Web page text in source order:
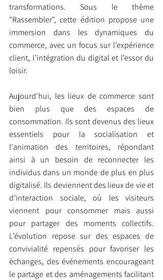
transformations. Sous le thème
"Rassembler", cette édition propose une
immersion dans les dynamiques du
commerce, avec un focus sur l’expérience
client, l’intégration du digital et l’essor du
loisir.
Aujourd'hui, les lieux de commerce sont
bien plus que des espaces de
consommation. Ils sont devenus des lieux
essentiels pour la socialisation et
l'animation des territoires, répondant
ainsi à un besoin de reconnecter les
individus dans un monde de plus en plus
digitalisé. Ils deviennent des lieux de vie et
d’interaction sociale, où les visiteurs
viennent pour consommer mais aussi
pour partager des moments collectifs.
L’évolution repose sur des espaces de
convivialité repensés pour favoriser les
échanges, des événements encourageant
le partage et des aménagements facilitant